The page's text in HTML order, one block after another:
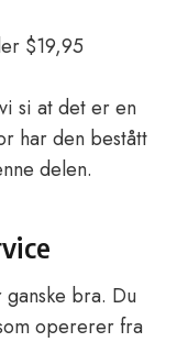
$19,95
si at det er en
har den bestått
delen.
bra. Du
opererer fra